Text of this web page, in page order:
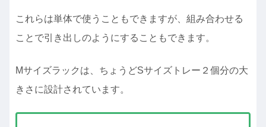
これらは単体で使うこともできますが、組み合わせる
ことで引き出しのようにすることもできます。
Mサイズラックは、ちょうどSサイズトレー２個分の大
きさに設計されています。